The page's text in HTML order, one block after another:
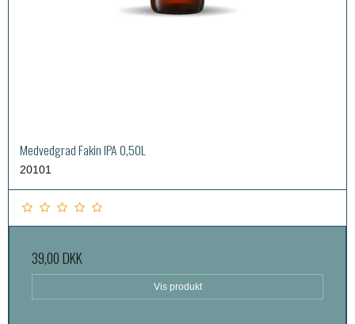
Medvedgrad Fakin IPA 0,50L
20101
39,00 DKK
Vis produkt